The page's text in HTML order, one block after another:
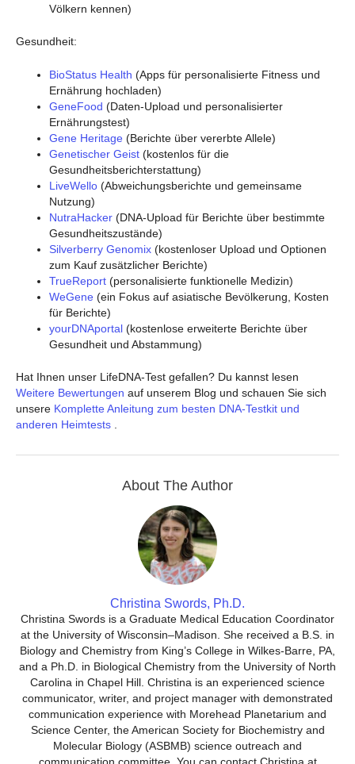
Völkern kennen)
Gesundheit:
BioStatus Health (Apps für personalisierte Fitness und
Ernährung hochladen)
GeneFood (Daten-Upload und personalisierter
Ernährungstest)
Gene Heritage (Berichte über vererbte Allele)
Genetischer Geist (kostenlos für die
Gesundheitsberichterstattung)
LiveWello (Abweichungsberichte und gemeinsame
Nutzung)
NutraHacker (DNA-Upload für Berichte über bestimmte
Gesundheitszustände)
Silverberry Genomix (kostenloser Upload und Optionen
zum Kauf zusätzlicher Berichte)
TrueReport (personalisierte funktionelle Medizin)
WeGene (ein Fokus auf asiatische Bevölkerung, Kosten
für Berichte)
yourDNAportal (kostenlose erweiterte Berichte über
Gesundheit und Abstammung)
Hat Ihnen unser LifeDNA-Test gefallen? Du kannst lesen
Weitere Bewertungen auf unserem Blog und schauen Sie sich
unsere Komplette Anleitung zum besten DNA-Testkit und
anderen Heimtests .
About The Author
Christina Swords, Ph.D.
Christina Swords is a Graduate Medical Education Coordinator
at the University of Wisconsin–Madison. She received a B.S. in
Biology and Chemistry from King’s College in Wilkes-Barre, PA,
and a Ph.D. in Biological Chemistry from the University of North
Carolina in Chapel Hill. Christina is an experienced science
communicator, writer, and project manager with demonstrated
communication experience with Morehead Planetarium and
Science Center, the American Society for Biochemistry and
Molecular Biology (ASBMB) science outreach and